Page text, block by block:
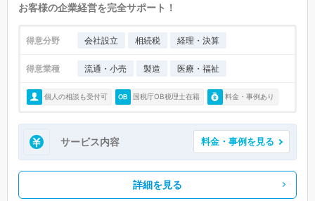
お客様の企業経営を完全サポート！
得意分野 会社設立 相続税 経理・決算
得意業種 流通・小売 製造 医療・福祉
個人の相談も受付可 国税庁OB税理士在籍 料金・事例あり
サービス内容 料金・事例を見る
詳細を見る